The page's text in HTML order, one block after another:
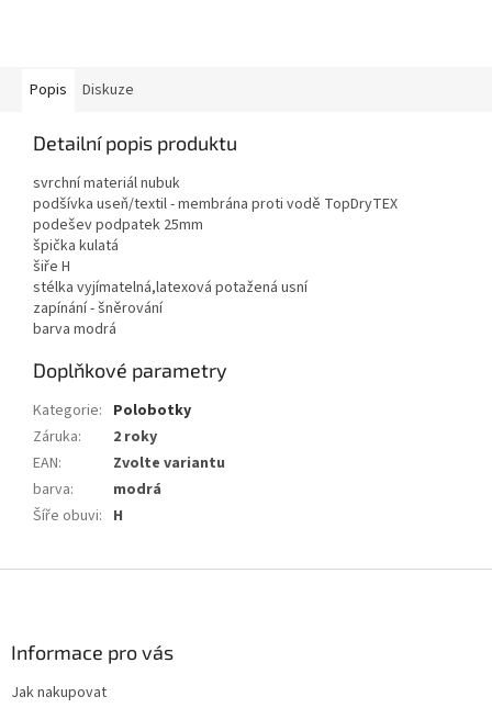
Popis Diskuze
Detailní popis produktu
svrchní materiál nubuk
podšívka useň/textil - membrána proti vodě TopDryTEX
podešev podpatek 25mm
špička kulatá
šiře H
stélka vyjímatelná,latexová potažená usní
zapínání - šněrování
barva modrá
Doplňkové parametry
Kategorie: Polobotky
Záruka:
2 roky
EAN:
Zvolte variantu
barva:
modrá
Šíře obuvi: H
Informace pro vás
Jak nakupovat